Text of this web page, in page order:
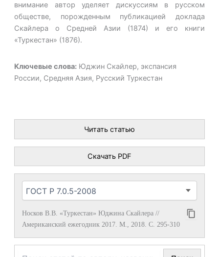
внимание автор уделяет дискуссиям в русском
обществе, порожденным публикацией доклада
Скайлера о Средней Азии (1874) и его книги
«Туркестан» (1876).
Ключевые слова: Юджин Скайлер, экспансия
России, Средняя Азия, Русский Туркестан
Читать статью
Скачать PDF
Носков В.В. «Туркестан» Юджина Скайлера //
Американский ежегодник 2017. М., 2018. С. 295-310